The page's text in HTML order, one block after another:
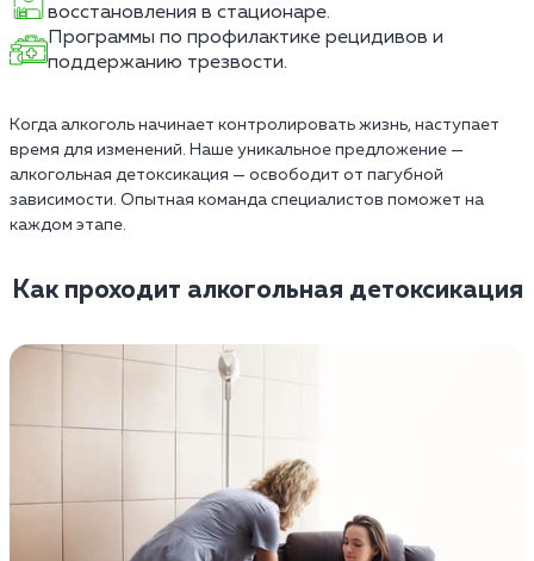
восстановления в стационаре.
Программы по профилактике рецидивов и
поддержанию трезвости.
Когда алкоголь начинает контролировать жизнь, наступает
время для изменений. Наше уникальное предложение —
алкогольная детоксикация — освободит от пагубной
зависимости. Опытная команда специалистов поможет на
каждом этапе.
Как проходит алкогольная детоксикация